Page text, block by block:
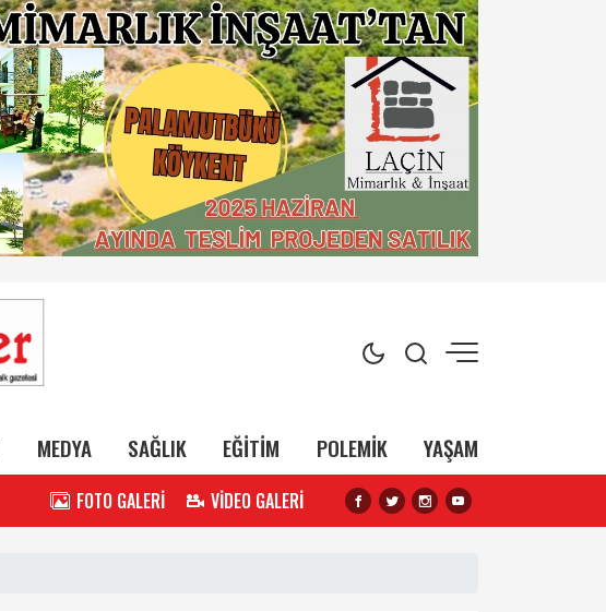
MEDYA SAĞLIK EĞİTİM POLEMİK YAŞAM
FOTO GALERİ VİDEO GALERİ